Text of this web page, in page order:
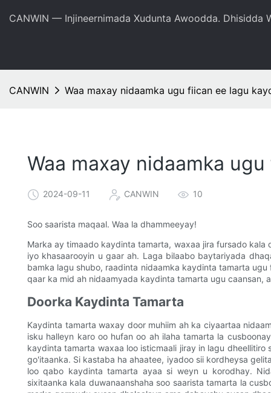
CANWIN — Injineernimada Xudunta Awoodda. Dhisidda
CANWIN Waa maxay nidaamka ugu fiican ee lagu
Waa maxay nidaamka
2024-09-11 CANWIN 10
Soo saarista maqaal. Waa la dhammeeyay!
Marka ay timaado kaydinta tamarta, waxaa jira fursado
iyo khasaarooyin u gaar ah. Laga bilaabo baytariyada
bamka lagu shubo, raadinta nidaamka kaydinta tamarta
qaar ka mid ah nidaamyada kaydinta tamarta ugu caansan,
Doorka Kaydinta Tamarta
Kaydinta tamarta waxay door muhiim ah ka ciyaartaa
isku halleyn karo oo hufan oo ah ilaha tamarta la
kaydinta tamarta waxaa loo isticmaali jiray in lagu
go'itaanka. Si kastaba ha ahaatee, iyadoo sii kordheysa
loo qabo kaydinta tamarta ayaa si weyn u korodhay.
sixitaanka kala duwanaanshaha soo saarista tamarta la